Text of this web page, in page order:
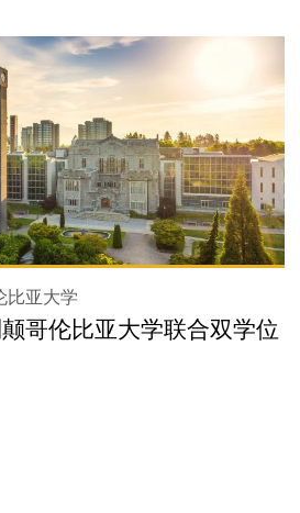
比亚大学
哥伦比亚大学联合双学位